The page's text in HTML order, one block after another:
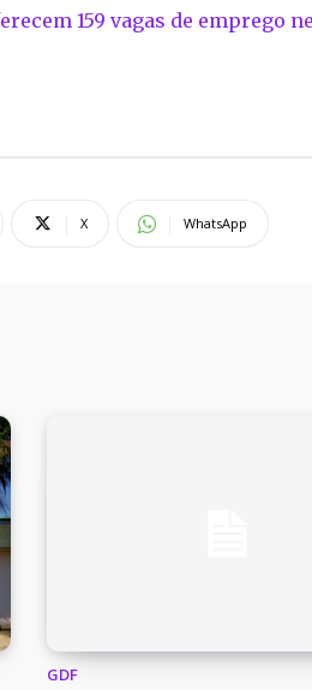
159 vagas de emprego
X WhatsApp
GDF